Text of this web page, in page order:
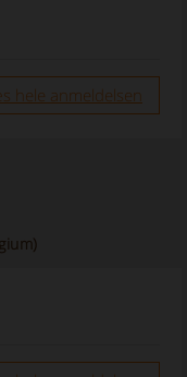
hele anmeldelsen